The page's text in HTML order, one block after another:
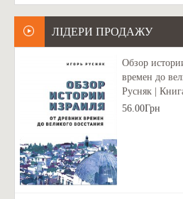
ЛІДЕРИ ПРОДАЖУ
Обзор
времен до
Русняк |
56.00Грн